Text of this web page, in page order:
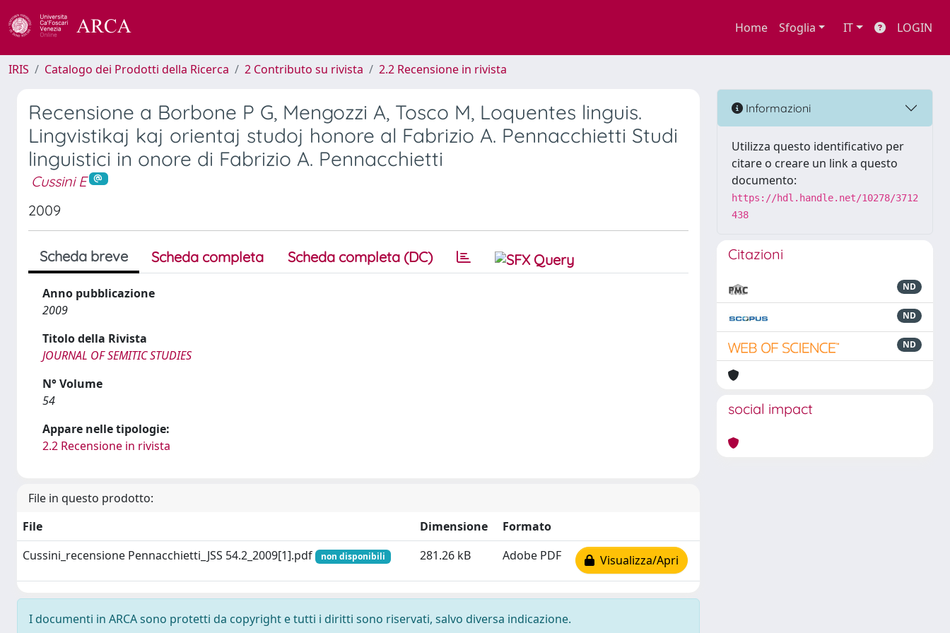
Home Sfoglia IT LOGIN
IRIS Catalogo dei Prodotti della Ricerca 2 Contributo su rivista 2.2 Recensione in rivista
Recensione a Borbone P G, Mengozzi A, Tosco M, Loquentes linguis.
Lingvistikaj kaj orientaj studoj honore al Fabrizio A. Pennacchietti Studi
linguistici in onore di Fabrizio A. Pennacchietti
Cussini E
2009
Scheda breve Scheda completa Scheda completa (DC)
Anno pubblicazione
2009
Titolo della Rivista
JOURNAL OF SEMITIC STUDIES
N° Volume
54
Appare nelle tipologie:
2.2 Recensione in rivista
File in questo prodotto:
File
Dimensione
Formato
Cussini_recensione Pennacchietti_JSS 54.2_2009[1].pdf
non disponibili 281.26 kB Adobe PDF Visualizza/Apri
I documenti in ARCA sono protetti da copyright e tutti i diritti sono riservati, salvo diversa indicazione.
Informazioni
Utilizza questo identificativo per
citare o creare un link a questo
documento:
https://hdl.handle.net/10278/3712
438
Citazioni
ND
ND
ND
social impact